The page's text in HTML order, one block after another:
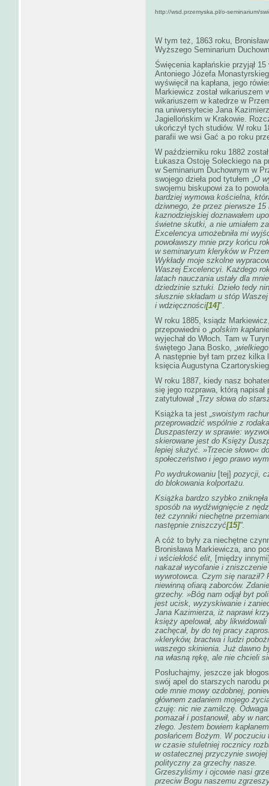
http://wsd.przemyska.pl/o-seminarium/
W tym też, 1863 roku,
Wyższego Seminarium
Święcenia kapłańskie przyjął
Antoniego Józefa
wyświęcił na kapłana, jego
Markiewicz został wikariuszem
wikariuszem w katedrze w
na uniwersytecie Jana
Jagiellońskim w Krakowie.
ukończył tych studiów. W roku
parafii we wsi Gać a po roku
W październiku roku 1882
Łukasza Ostoję Soleckiego na
w Seminarium Duchownym w
swojego dzieła pod tytułem „O
swojemu biskupowi za to
bardziej wymowa kościelna,
dziwnego, że przez pierwsze 15
kaznodziejskiej doznawałem
świetne skutki, a nie umiałem
Excelencya umożebniła mi
powoławszy mnie przy końcu
w seminaryum kleryków w
Wykłady moje szkolne
Waszej Excelencyi. Każdego
latach nauczania ustały dla
dziedzinie sztuki. Dzieło tedy
słusznie składam u stóp
i wdzięczności[14]".
W roku 1885, ksiądz
przepowiedni o „polskim kapłanie
wyjechał do Włoch. Tam w
świętego Jana Bosko, „wielkiego
A następnie był tam przez kilka
księcia Augustyna
W roku 1887, kiedy nasz
się jego rozprawa, którą
zatytułował „Trzy słowa do
Książka ta jest „swoistym
przeprowadzić wspólnie z
Duszpasterzy w sprawie:
skierowane jest do Księży
lepiej służyć. »Trzecie słowo«
społeczeństwo i jego prawo
Po wydrukowaniu [tej] pozycji,
do blokowania kolportażu.
Książka bardzo szybko
sposób na wydźwignięcie z
też czynniki niechętne
następnie zniszczyć[15]".
A cóż to były za niechętne
Bronisława Markiewicza, ano
i wściekłość elit, [między
nakazał wycofanie i
wywrotowca. Czym się
niewinną ofiarą zaborców.
grzechy. »Bóg nam odjął byt
jest ucisk, wyzyskiwanie i
Jana Kazimierza, iż naprawi
księży apelował, aby
zachęcał, by do tej pracy
»kleryków, bractwa i ludzi
waszego skinienia. Już dawno
na własną rękę, ale nie chcieli
Posłuchajmy, jeszcze jak
swój apel do starszych narodu
ode mnie mowy ozdobnej,
głównem zadaniem mojego
czuję: nic nie zamilczę.
pomazał i postanowił, aby w
złego. Jestem bowiem
posłańcem Bożym. W
w czasie stuletniej rocznicy
w ostatecznej przyczynie
polityczny za grzechy nasze.
Grzeszyliśmy i ojcowie nasi
przeciw Bogu naszemu